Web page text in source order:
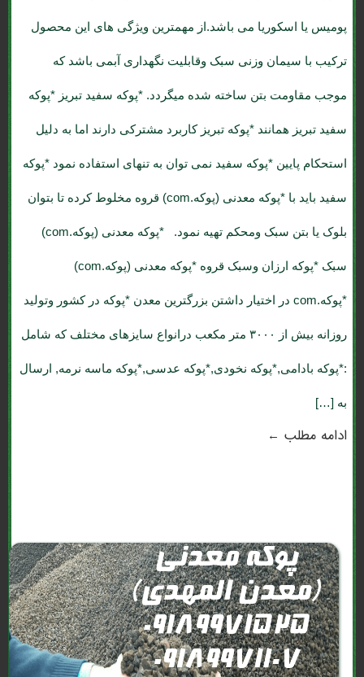
پومیس یا اسکوریا می باشد.از مهمترین ویژگی های این محصول
ترکیب با سیمان وزنی سبک وقابلیت نگهداری آبمی باشد که
موجب مقاومت بتن ساخته شده میگردد. *پوکه سفید تبریز *پوکه
سفید تبریز همانند *پوکه تبریز کاربرد مشترکی دارند اما به دلیل
استحکام پایین *پوکه سفید نمی توان به تنهای استفاده نمود *پوکه
سفید باید با *پوکه معدنی (پوکه.com) قروه مخلوط کرده تا بتوان
بلوک یا بتن سبک ومحکم تهیه نمود. *پوکه معدنی (پوکه.com)
سبک *پوکه ارزان وسبک قروه *پوکه معدنی (پوکه.com)
*پوکه.com در اختیار داشتن بزرگترین معدن *پوکه در کشور وتولید
روزانه بیش از ۳۰۰۰ متر مکعب درانواع سایزهای مختلف که شامل
:*پوکه بادامی,*پوکه نخودی,*پوکه عدسی,*پوکه ماسه نرمه, ارسال
به […]
ادامه مطلب ←